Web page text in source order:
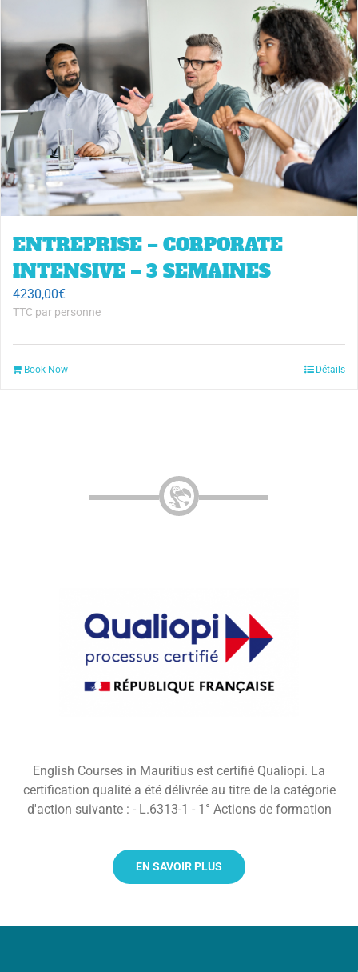
ENTREPRISE – CORPORATE
INTENSIVE – 3 SEMAINES
4230,00€
TTC par personne
Book Now Détails
English Courses in Mauritius est certifié Qualiopi. La
certification qualité a été délivrée au titre de la catégorie
d'action suivante : - L.6313-1 - 1° Actions de formation
EN SAVOIR PLUS